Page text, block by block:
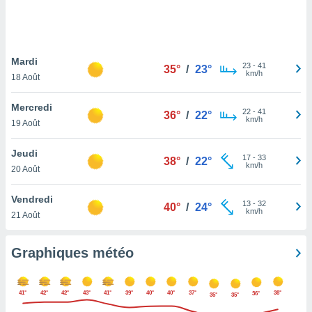
pas
de
à
cas,
que
sur le
que
ne
Mardi
18 Août
35° / 23° 23- 41
km/h
Mercredi
19 Août
36° / 22° 22- 41
km/h
Jeudi
20 Août
38° / 22° 17- 33
km/h
Vendredi
21 Août
40° / 24° 13- 32
km/h
Graphiques météo
41° 42° 42° 43° 41° 39° 40° 40° 37° 35° 35° 36° 38°